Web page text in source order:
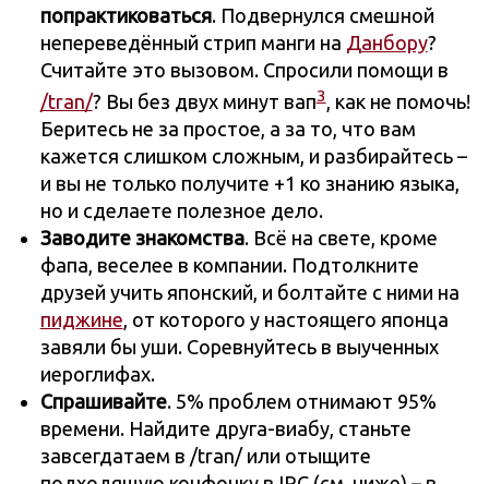
попрактиковаться. Подвернулся смешной
непереведённый стрип манги на Данбору?
Считайте это вызовом. Спросили помощи в
/tran/? Вы без двух минут вап3, как не помочь!
Беритесь не за простое, а за то, что вам
кажется слишком сложным, и разбирайтесь –
и вы не только получите +1 ко знанию языка,
но и сделаете полезное дело.
Заводите знакомства. Всё на свете, кроме
фапа, веселее в компании. Подтолкните
друзей учить японский, и болтайте с ними на
пиджине , от которого у настоящего японца
завяли бы уши. Соревнуйтесь в выученных
иероглифах.
Спрашивайте. 5% проблем отнимают 95%
времени. Найдите друга-виабу, станьте
завсегдатаем в /tran/ или отыщите